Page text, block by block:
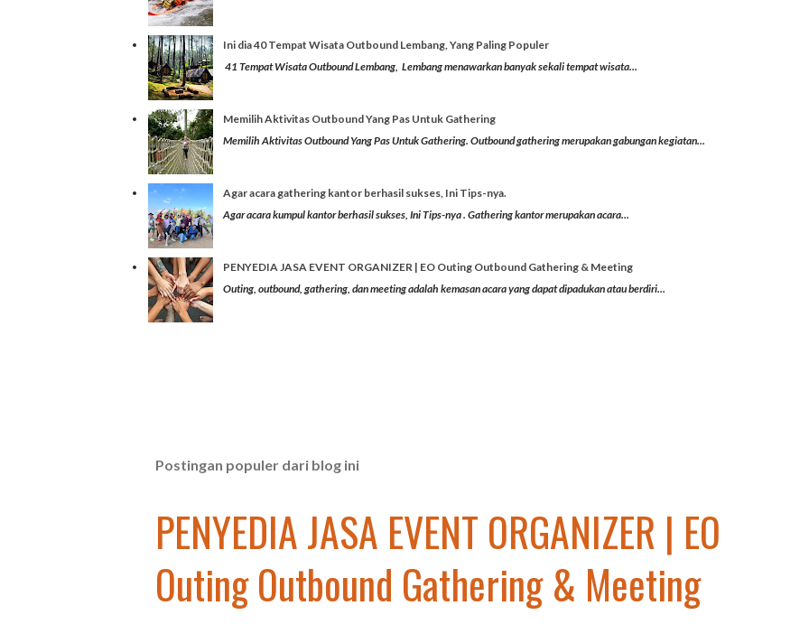
Ini dia 40 Tempat Wisata Outbound Lembang, Yang Paling Populer
41 Tempat Wisata Outbound Lembang, Lembang menawarkan banyak sekali tempat wisata...
Memilih Aktivitas Outbound Yang Pas Untuk Gathering
Memilih Aktivitas Outbound Yang Pas Untuk Gathering. Outbound gathering merupakan gabungan kegiatan...
Agar acara gathering kantor berhasil sukses, Ini Tips-nya.
Agar acara kumpul kantor berhasil sukses, Ini Tips-nya . Gathering kantor merupakan acara...
PENYEDIA JASA EVENT ORGANIZER | EO Outing Outbound Gathering & Meeting
Outing, outbound, gathering, dan meeting adalah kemasan acara yang dapat dipadukan atau berdiri...
Postingan populer dari blog ini
PENYEDIA JASA EVENT ORGANIZER | EO
Outing Outbound Gathering & Meeting